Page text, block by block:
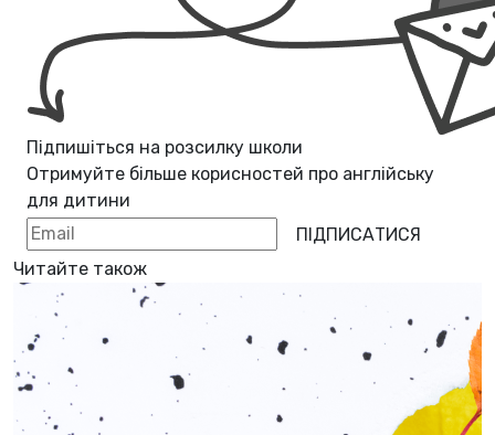
Підпишіться на розсилку школи
Отримуйте більше корисностей про англійську
для дитини
ПІДПИСАТИСЯ
Читайте також